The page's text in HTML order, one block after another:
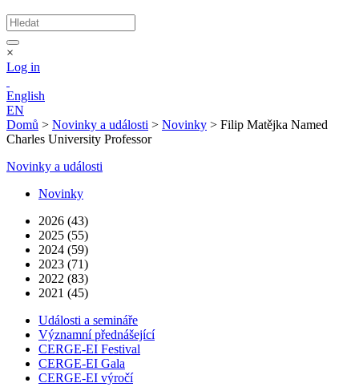
×
Log in
English
EN
Domů > Novinky a události > Novinky > Filip Matějka Named
Charles University Professor
Novinky a události
Novinky
2026 (43)
2025 (55)
2024 (59)
2023 (71)
2022 (83)
2021 (45)
Události a semináře
Významní přednášející
CERGE-EI Festival
CERGE-EI Gala
CERGE-EI výročí